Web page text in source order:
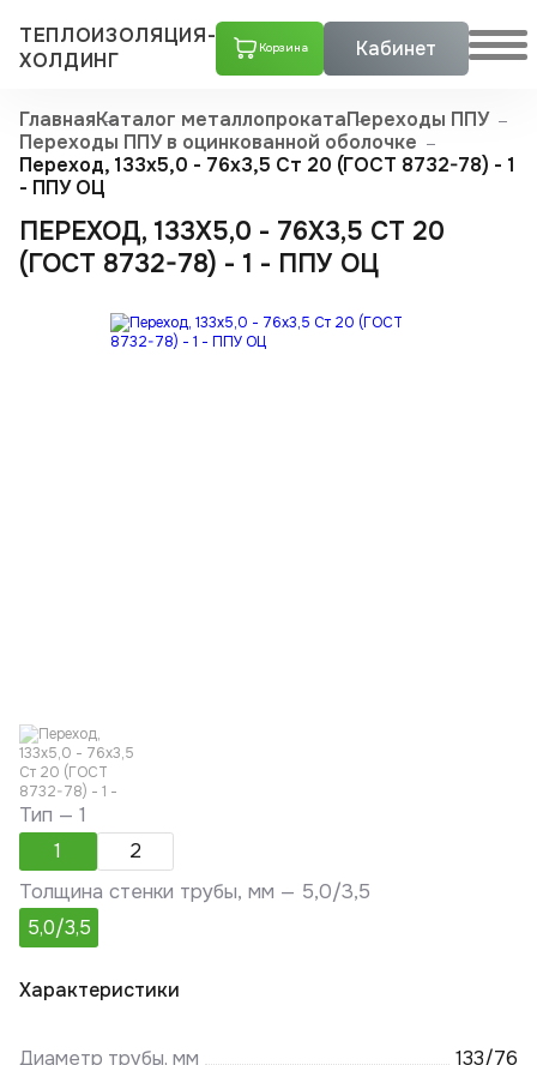
ТЕПЛОИЗОЛЯЦИЯ-
ХОЛДИНГ
Корзина Кабинет
ГлавнаяКаталог металлопрокатаПереходы ППУ
Переходы ППУ в оцинкованной оболочке
Переход, 133х5,0 - 76x3,5 Ст 20 (ГОСТ 8732-78) - 1
- ППУ ОЦ
ПЕРЕХОД, 133Х5,0 - 76X3,5 СТ 20
(ГОСТ 8732-78) - 1 - ППУ ОЦ
Тип —1
1
2
Толщина стенки трубы, мм — 5,0/3,5
5,0/3,5
Характеристики
Диаметр трубы, мм
133/76